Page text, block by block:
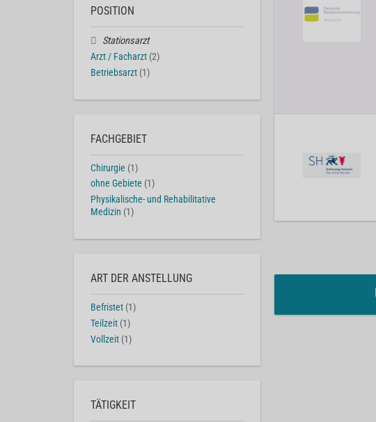
POSITION
Stationsarzt
Arzt / Facharzt (2)
Betriebsarzt (1)
FACHGEBIET
Chirurgie (1)
ohne Gebiete (1)
Physikalische- und Rehabilitative
Medizin (1)
ART DER ANSTELLUNG
Befristet (1)
Teilzeit (1)
Vollzeit (1)
TÄTIGKEIT